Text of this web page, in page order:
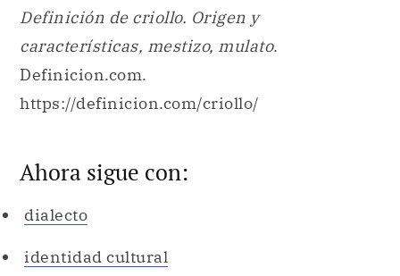
Definición de criollo. Origen y
características, mestizo, mulato.
Definicion.com.
https://definicion.com/criollo/
Ahora sigue con:
dialecto
identidad cultural